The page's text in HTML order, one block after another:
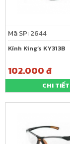
Mã SP: 2644
Kính King’s KY313B
102.000 đ
CHI TIẾT